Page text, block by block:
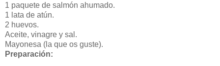
1 paquete de salmón ahumado.
1 lata de atún.
2 huevos.
Aceite, vinagre y sal.
Mayonesa (la que os guste).
Preparación: